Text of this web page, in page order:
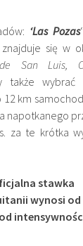
‘Las Pozas
się w
de San Luis,
także
km
napotkanego
za te krótka
stawka
wynosi od